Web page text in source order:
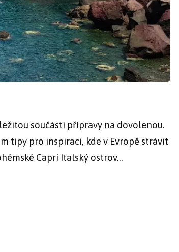
součástí přípravy na dovolenou.
tipy pro inspiraci, kde v Evropě strávit
Capri Italský ostrov...